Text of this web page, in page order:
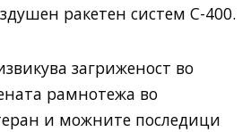
ракетен систем С-400.
загриженост во
рамнотежа во
и можните последици